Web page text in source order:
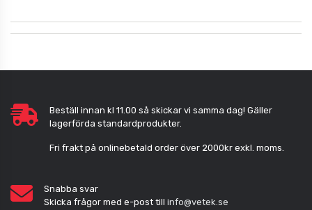
Beställ innan kl 11.00 så skickar vi samma dag! Gäller
lagerförda standardprodukter.
Fri frakt på onlinebetald order över 2000kr exkl. moms.
Snabba svar
Skicka frågor med e-post till info@vetek.se